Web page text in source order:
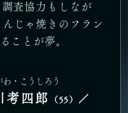
査協力もしなが
じゃ焼きのフラン
ことが夢。
わ・こうしろう
考四郎 （55）
／